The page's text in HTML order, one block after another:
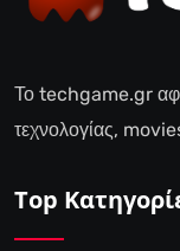
Το techgame.gr
τεχνολογίας,
Top